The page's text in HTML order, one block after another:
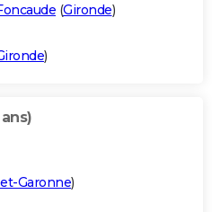
(Gironde)
)
Garonne)